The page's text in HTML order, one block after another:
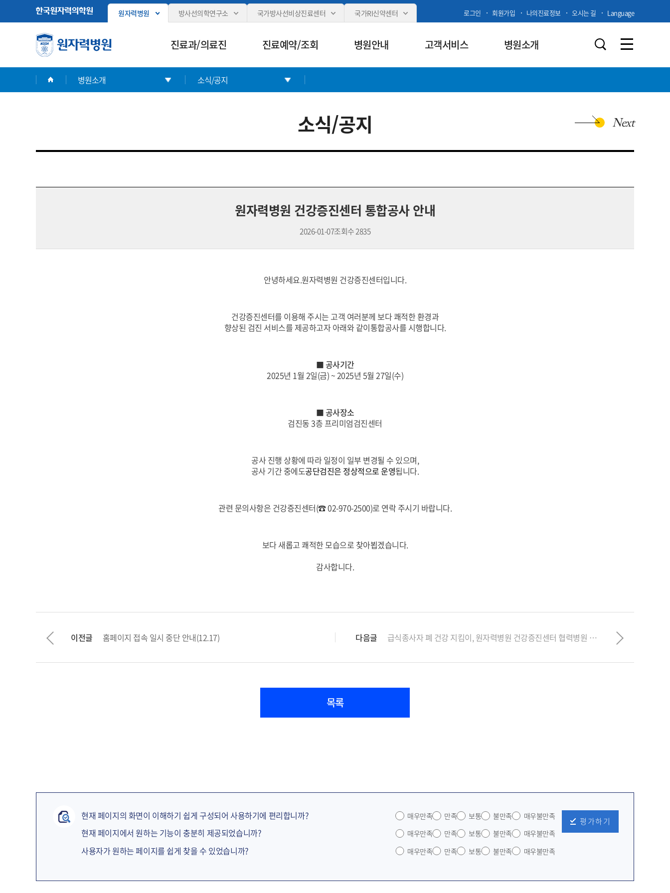
본문으로 가기
주메뉴로 가기
카피라이트로 가기
원자력병원 방사선의학연구소 국가방사선비상진료센터 국가RI신약센터 로그인 회원가입 나의진료정보 오시는 길 Language
진료과/의료진 진료예약/조회 병원안내 고객서비스 병원소개
병원소개 소식/공지
소식/공지 Next
원자력병원 건강증진센터 통합공사 안내
2026-01-07조회수2835
안녕하세요.원자력병원 건강증진센터입니다.
건강증진센터를 이용해 주시는 고객 여러분께 보다 쾌적한 환경과
향상된 검진 서비스를 제공하고자 아래와 같이통합공사를 시행합니다.
■ 공사기간
2025년 1월 2일(금) ~ 2025년 5월 27일(수)
■ 공사장소
검진동 3층 프리미엄검진센터
공사 진행 상황에 따라 일정이 일부 변경될 수 있으며,
공사 기간 중에도공단검진은 정상적으로 운영됩니다.
관련 문의사항은 건강증진센터(☎ 02-970-2500)로 연락 주시기 바랍니다.
보다 새롭고 쾌적한 모습으로 찾아뵙겠습니다.
감사합니다.
이전글 홈페이지 접속 일시 중단 안내(12.17) 다음글 급식종사자 폐 건강 지킴이, 원자력병원 건강증진센터 협력병원 체결
목록
현재 페이지의 화면이 이해하기 쉽게 구성되어 사용하기에 편리합니까? 매우만족 만족 보통 불만족 매우불만족
현재 페이지에서 원하는 기능이 충분히 제공되었습니까? 매우만족 만족 보통 불만족 매우불만족
사용자가 원하는 페이지를 쉽게 찾을 수 있었습니까? 매우만족 만족 보통 불만족 매우불만족
평가하기